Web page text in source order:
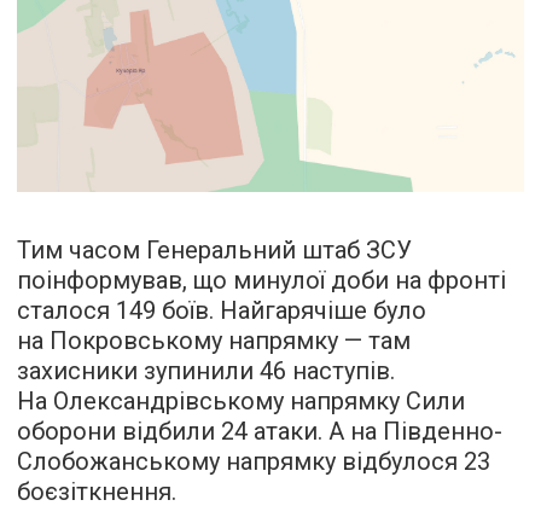
Тим часом Генеральний штаб ЗСУ
поінформував, що минулої доби на фронті
сталося 149 боїв. Найгарячіше було
на Покровському напрямку — там
захисники зупинили 46 наступів.
На Олександрівському напрямку Сили
оборони відбили 24 атаки. А на Південно-
Слобожанському напрямку відбулося 23
боєзіткнення.